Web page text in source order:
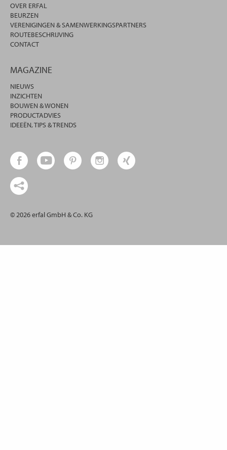
OVER ERFAL
BEURZEN
VERENIGINGEN & SAMENWERKINGSPARTNERS
ROUTEBESCHRIJVING
CONTACT
MAGAZINE
NIEUWS
INZICHTEN
BOUWEN & WONEN
PRODUCTADVIES
IDEEËN, TIPS & TRENDS
© 2026 erfal GmbH & Co. KG